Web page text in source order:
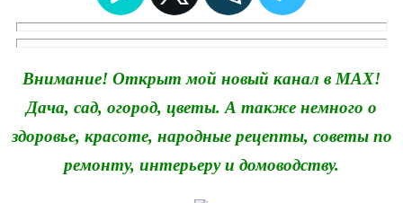
Внимание! Открыт мой новый канал в MAX!
Дача, сад, огород, цветы. А также немного о
здоровье, красоте, народные рецепты, советы по
ремонту, интерьеру и домоводству.